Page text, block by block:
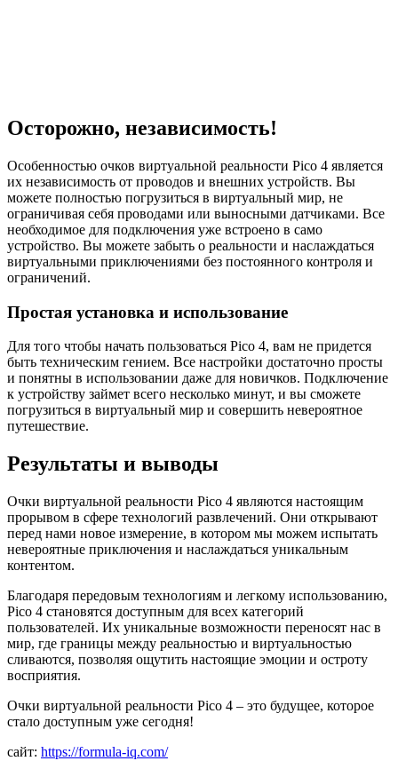
Осторожно, независимость!
Особенностью очков виртуальной реальности Pico 4 является
их независимость от проводов и внешних устройств. Вы
можете полностью погрузиться в виртуальный мир, не
ограничивая себя проводами или выносными датчиками. Все
необходимое для подключения уже встроено в само
устройство. Вы можете забыть о реальности и наслаждаться
виртуальными приключениями без постоянного контроля и
ограничений.
Простая установка и использование
Для того чтобы начать пользоваться Pico 4, вам не придется
быть техническим гением. Все настройки достаточно просты
и понятны в использовании даже для новичков. Подключение
к устройству займет всего несколько минут, и вы сможете
погрузиться в виртуальный мир и совершить невероятное
путешествие.
Результаты и выводы
Очки виртуальной реальности Pico 4 являются настоящим
прорывом в сфере технологий развлечений. Они открывают
перед нами новое измерение, в котором мы можем испытать
невероятные приключения и наслаждаться уникальным
контентом.
Благодаря передовым технологиям и легкому использованию,
Pico 4 становятся доступным для всех категорий
пользователей. Их уникальные возможности переносят нас в
мир, где границы между реальностью и виртуальностью
сливаются, позволяя ощутить настоящие эмоции и остроту
восприятия.
Очки виртуальной реальности Pico 4 – это будущее, которое
стало доступным уже сегодня!
сайт: https://formula-iq.com/